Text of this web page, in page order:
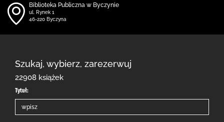
Biblioteka Publiczna w Byczynie
ul. Rynek 1
46-220 Byczyna
Szukaj, wybierz, zarezerwuj
22908 książek
Tytuł: